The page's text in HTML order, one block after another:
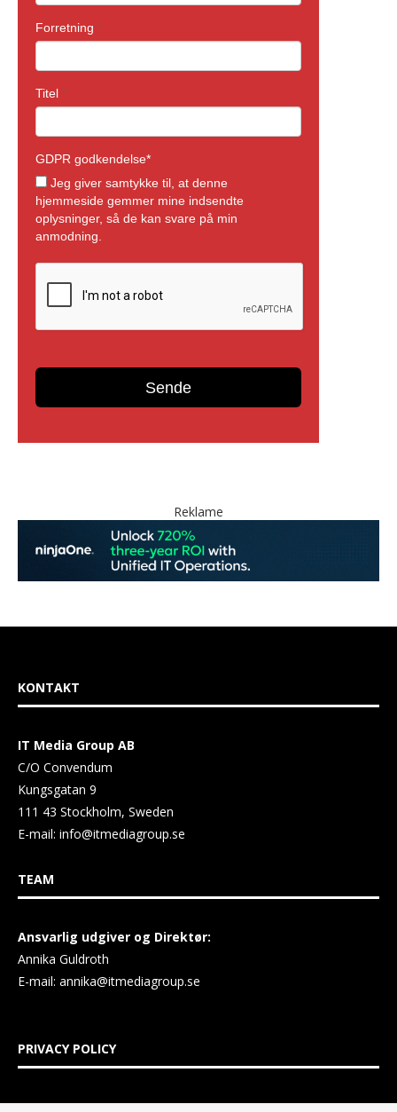
Reklame
KONTAKT
IT Media Group AB
C/O Convendum
Kungsgatan 9
111 43 Stockholm, Sweden
E-mail: info@itmediagroup.se
TEAM
Ansvarlig udgiver og Direktør:
Annika Guldroth
E-mail: annika@itmediagroup.se
PRIVACY POLICY
IT MEDIA GROUP Data Privacy Policy